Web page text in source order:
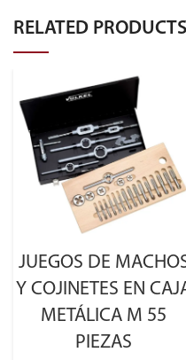
RELATED PRODUCTS
JUEGOS DE
Y COJINETES EN
METÁLICA M 55
PIEZAS